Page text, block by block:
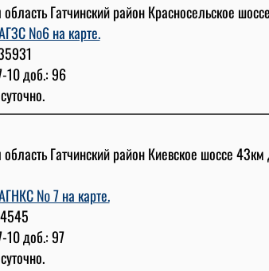
Гатчинский район Красносельское
№6 на карте.
10 доб.: 96
Гатчинский район Киевское шоссе
№ 7 на карте.
доб.: 97